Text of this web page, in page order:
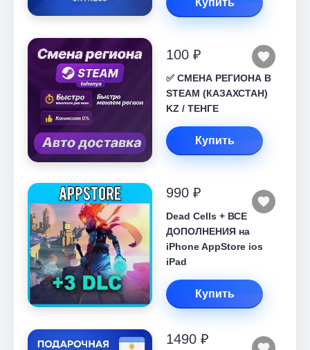
Купить
100 ₽
✅ СМЕНА РЕГИОНА В
STEAM (КАЗАХСТАН)
KZ / ТЕНГЕ
Купить
990 ₽
Dead Cells + ВСЕ
ДОПОЛНЕНИЯ на
iPhone AppStore ios
iPad
Купить
1490 ₽